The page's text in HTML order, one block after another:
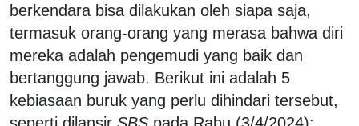
berkendara bisa dilakukan oleh siapa saja,
termasuk orang-orang yang merasa bahwa diri
mereka adalah pengemudi yang baik dan
bertanggung jawab. Berikut ini adalah 5
kebiasaan buruk yang perlu dihindari tersebut,